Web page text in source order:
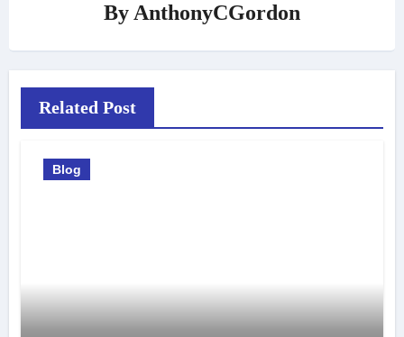
By AnthonyCGordon
Related Post
Blog